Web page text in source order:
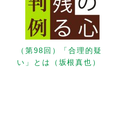
（第98回）「合理的疑
い」とは（坂根真也）